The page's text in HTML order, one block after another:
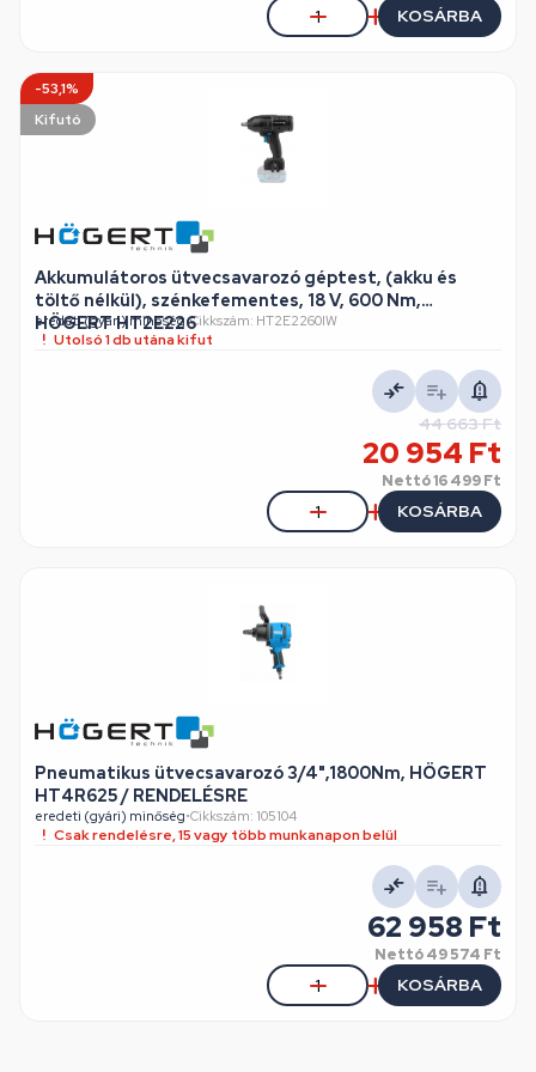
KOSÁRBA
-53,1%
Kifutó
Akkumulátoros ütvecsavarozó géptest, (akku és
töltő nélkül), szénkefementes, 18 V, 600 Nm,
HÖGERT HT2E226
eredeti (gyári) minőség•Cikkszám: HT2E2260IW
Utolsó 1 db utána kifut
44 663 Ft
20 954 Ft
Nettó16 499 Ft
KOSÁRBA
Pneumatikus ütvecsavarozó 3/4",1800Nm, HÖGERT
HT4R625 / RENDELÉSRE
eredeti (gyári) minőség•Cikkszám: 105104
Csak rendelésre, 15 vagy több munkanapon belül
62 958 Ft
Nettó49 574 Ft
KOSÁRBA